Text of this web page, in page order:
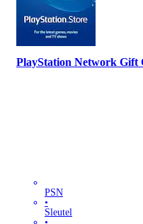
PlayStation Network Gift
PSN
•
Sleutel